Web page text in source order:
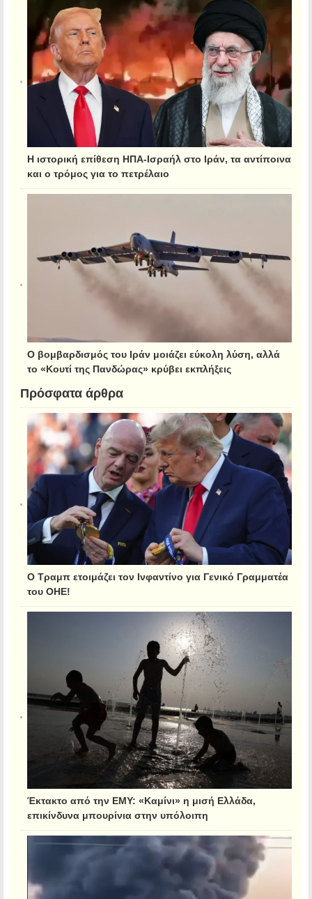
Η ιστορική επίθεση ΗΠΑ-Ισραήλ στο Ιράν, τα αντίποινα
και ο τρόμος για το πετρέλαιο
Ο βομβαρδισμός του Ιράν μοιάζει εύκολη λύση, αλλά
το «Κουτί της Πανδώρας» κρύβει εκπλήξεις
Πρόσφατα άρθρα
Ο Τραμπ ετοιμάζει τον Ινφαντίνο για Γενικό Γραμματέα
του ΟΗΕ!
Έκτακτο από την ΕΜΥ: «Καμίνι» η μισή Ελλάδα,
επικίνδυνα μπουρίνια στην υπόλοιπη